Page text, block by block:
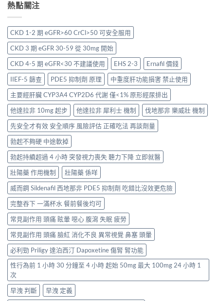
熱點關注
CKD 1-2 期 eGFR>60 CrCl>50 可安全服用
CKD 3 期 eGFR 30-59 從 30mg 開始
CKD 4-5 期 eGFR<30 不建議使用
EHS 2-3
Ernafil 價錢
IIEF-5 篩查
PDE5 抑制劑 原理
中重度肝功能損害 禁止使用
主要經肝臟 CYP3A4 CYP2D6 代謝 僅<1% 原形經尿排出
他達拉非 10mg 起步
他達拉非 犀利士 機制
伐地那非 樂威壯 機制
先安全才有效 安全順序 風險評估 正確吃法 再談劑量
勃起不夠硬 中途軟掉
勃起持續超過 4 小時 突發視力喪失 聽力下降 立即就醫
壯陽藥 作用機制
壯陽藥 係咩
威而鋼 Sildenafil 西地那非 PDE5 抑制劑 吃錯比沒效更危險
完整吞下 一滿杯水 餐前餐後均可
常見副作用 頭痛 眩暈 噁心 腹瀉 失眠 疲勞
常見副作用 頭痛 臉紅 消化不良 異常視覺 鼻塞 頭暈
必利勁 Priligy 達泊西汀 Dapoxetine 傷腎 腎功能
性行為前 1 小時 30 分鐘至 4 小時 起始 50mg 最大 100mg 24 小時 1
次
早洩 判斷
早洩 定義